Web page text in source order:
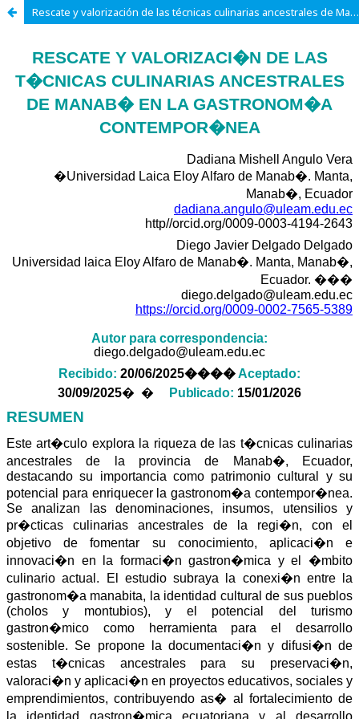
Rescate y valorización de las técnicas culinarias ancestrales de Manabí en la gastronomía contemporánea